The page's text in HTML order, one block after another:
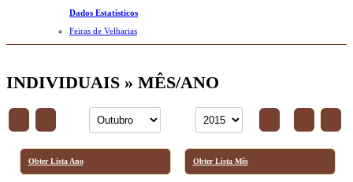
Dados Estatísticos
Feiras de Velharias
INDIVIDUAIS » MÊS/ANO
Obter Lista Ano Obter Lista Mês